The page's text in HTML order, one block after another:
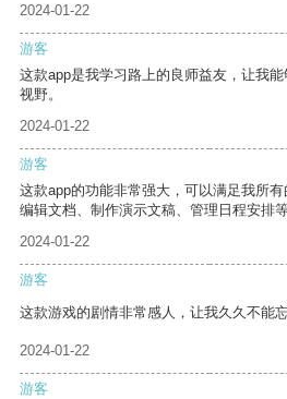
2024-01-22
游客
这款app是我学习路上的良师益友，让我
视野。
2024-01-22
游客
这款app的功能非常强大，可以满足我所
编辑文档、制作演示文稿、管理日程安排等
2024-01-22
游客
这款游戏的剧情非常感人，让我久久不能忘
2024-01-22
游客